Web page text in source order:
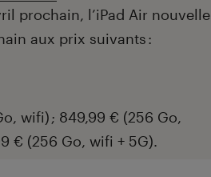
prochain, l’iPad Air nouvelle
aux prix suivants :
wifi) ; 849,99 € (256 Go,
€ (256 Go, wifi + 5G).